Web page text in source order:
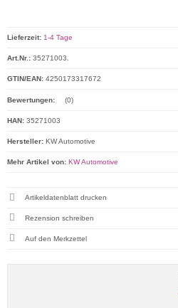
Lieferzeit: 1-4 Tage
Art.Nr.: 35271003.
GTIN/EAN: 4250173317672
Bewertungen: (0)
HAN: 35271003
Hersteller: KW Automotive
Mehr Artikel von: KW Automotive
Artikeldatenblatt drucken
Rezension schreiben